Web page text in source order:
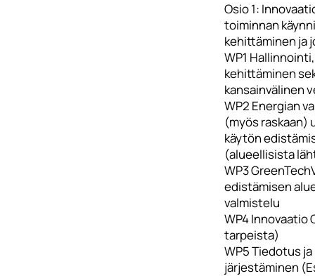
Osio 1:
toiminnan
kehittäminen ja
WP1
kehittäminen
kansainvälinen
WP2 Energian
(myös raskaan)
käytön
(alueellisista
WP3
edistämisen
valmistelu
WP4 Innovaatio
tarpeista)
WP5 Tiedotus
järjestäminen